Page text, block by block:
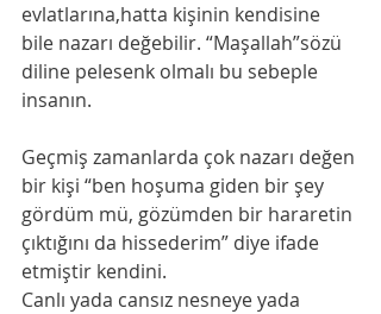
evlatlarına,hatta kişinin kendisine
bile nazarı değebilir. “Maşallah”sözü
diline pelesenk olmalı bu sebeple
insanın.
Geçmiş zamanlarda çok nazarı değen
bir kişi “ben hoşuma giden bir şey
gördüm mü, gözümden bir hararetin
çıktığını da hissederim” diye ifade
etmiştir kendini.
Canlı yada cansız nesneye yada